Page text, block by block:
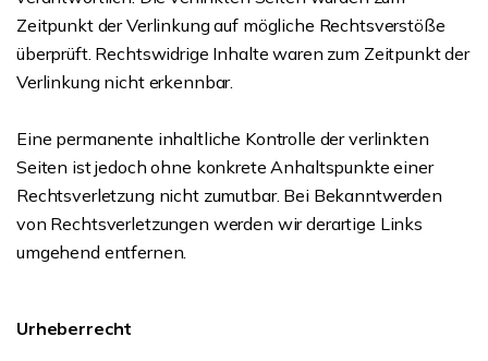
Zeitpunkt der Verlinkung auf mögliche Rechtsverstöße
überprüft. Rechtswidrige Inhalte waren zum Zeitpunkt der
Verlinkung nicht erkennbar.
Eine permanente inhaltliche Kontrolle der verlinkten
Seiten ist jedoch ohne konkrete Anhaltspunkte einer
Rechtsverletzung nicht zumutbar. Bei Bekanntwerden
von Rechtsverletzungen werden wir derartige Links
umgehend entfernen.
Urheberrecht